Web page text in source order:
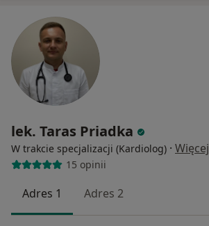
lek. Taras Priadka
W trakcie specjalizacji (Kardiolog) · Więcej
15 opinii
Adres 1 Adres 2